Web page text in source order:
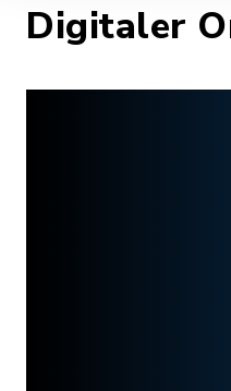
Digitaler